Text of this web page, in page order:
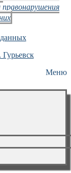
Меню